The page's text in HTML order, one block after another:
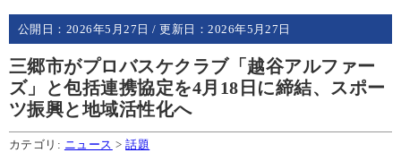
公開日： 2026年5月27日 / 更新日：2026年5月27日
三郷市がプロバスケクラブ「越谷アルファー
ズ」と包括連携協定を4月18日に締結、スポー
ツ振興と地域活性化へ
カテゴリ: ニュース >話題